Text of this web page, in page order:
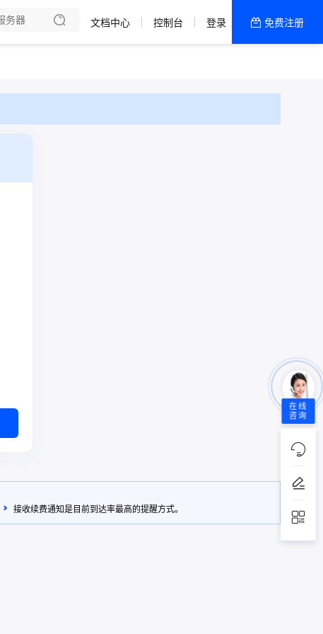
文档中心 控制台 登录 免费注册
接收续费通知是目前到达率最高的提醒方式。
在线
咨询